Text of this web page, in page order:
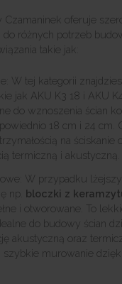
Czamaninek oferuje
różnych potrzeb
takie jak:
W tej kategorii
jak AKU K3 18 i AKU
do wznoszenia ścian
18 cm i 24 cm.
na ściskanie
termiczną i akustyczną.
W przypadku
np. bloczki z
i otworowane. To
do budowy ścian
akustyczną oraz
szybkie murowanie